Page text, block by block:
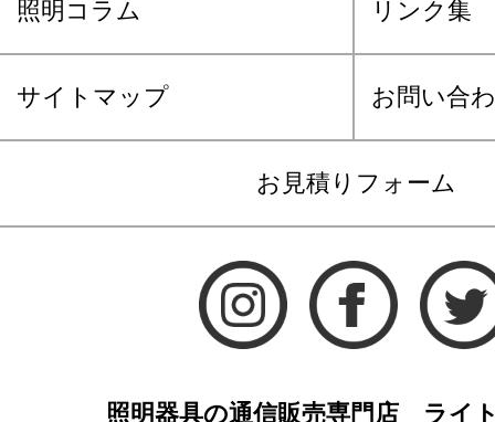
照明コラム リンク集
サイトマップ お問い合
お見積りフォーム
照明器具の通信販売専門店 ライ